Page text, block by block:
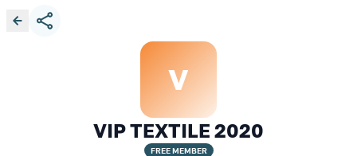
V
VIP TEXTILE 2020
FREEMEMBER